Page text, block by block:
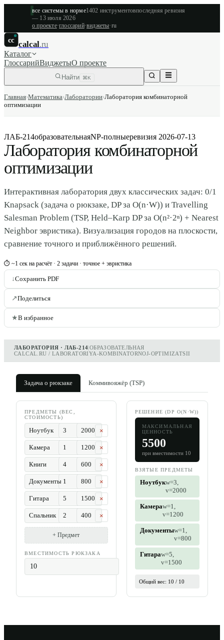
все системы в норме1402 инструментовпоследняя ревизия
— 13 июля 2026
о проекте·глоссарий·виджеты·ru
cc calcal.ru
Каталог
ГлоссарийВиджетыО проекте
Найти ⌘K
Главная›Математика›Лаборатории›Лаборатория комбинаторной
оптимизации
ЛАБ-214образовательнаяNP-полныеревизия 2026-07-13
Лаборатория комбинаторной
оптимизации
Интерактивная лаборатория двух классических задач: 0/1
Knapsack (задача о рюкзаке, DP за O(n·W)) и Travelling
Salesman Problem (TSP, Held–Karp DP за O(n²·2ⁿ) + Nearest
Neighbor эвристика). Визуализация городов на плоскости,
сравнение точного и приближённого решений.
⏱ ~1 сек на расчёт · 2 задачи · точное + эвристика
↓Сохранить PDF
↗Поделиться
★В избранное
ЛАБОРАТОРИЯ · ЛАБ-214|ОБРАЗОВАТЕЛЬНАЯ
CALCAL.RU / LABORATORIYA-KOMBINATORNOJ-OPTIMIZATSII
Задача о рюкзаке Коммивояжёр (TSP)
ПРЕДМЕТЫ (ВЕС,
СТОИМОСТЬ)
×
×
×
×
×
×
+ Предмет
ВМЕСТИМОСТЬ РЮКЗАКА
РЕШЕНИЕ (DP O(N·W))
МАКСИМАЛЬНАЯ
ЦЕННОСТЬ
5500
при вместимости 10
ВЗЯТЫЕ ПРЕДМЕТЫ
Ноутбукw=3,
v=2000
Камераw=1,
v=1200
Документыw=1,
v=800
Гитараw=5,
v=1500
Общий вес: 10 / 10